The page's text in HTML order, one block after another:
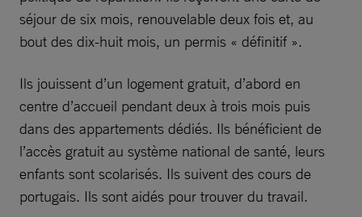
séjour de six mois, renouvelable deux fois et, au
bout des dix-huit mois, un permis « définitif ».
Ils jouissent d’un logement gratuit, d’abord en
centre d’accueil pendant deux à trois mois puis
dans des appartements dédiés. Ils bénéficient de
l’accès gratuit au système national de santé, leurs
enfants sont scolarisés. Ils suivent des cours de
portugais. Ils sont aidés pour trouver du travail.